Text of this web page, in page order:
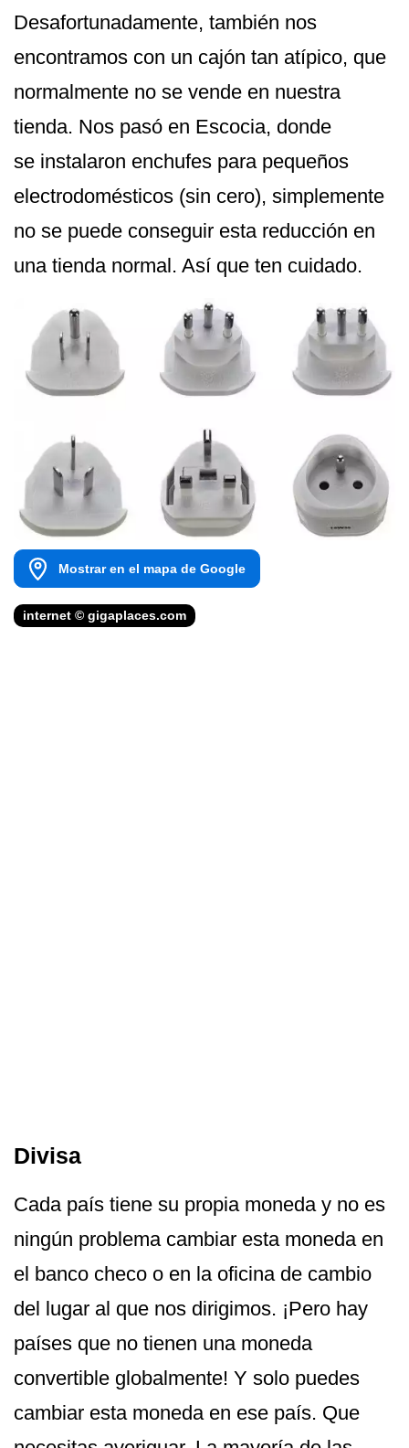
Desafortunadamente, también nos
encontramos con un cajón tan atípico, que
normalmente no se vende en nuestra
tienda. Nos pasó en Escocia, donde
se instalaron enchufes para pequeños
electrodomésticos (sin cero), simplemente
no se puede conseguir esta reducción en
una tienda normal. Así que ten cuidado.
Mostrar en el mapa de Google
internet © gigaplaces.com
Divisa
Cada país tiene su propia moneda y no es
ningún problema cambiar esta moneda en
el banco checo o en la oficina de cambio
del lugar al que nos dirigimos. ¡Pero hay
países que no tienen una moneda
convertible globalmente! Y solo puedes
cambiar esta moneda en ese país. Que